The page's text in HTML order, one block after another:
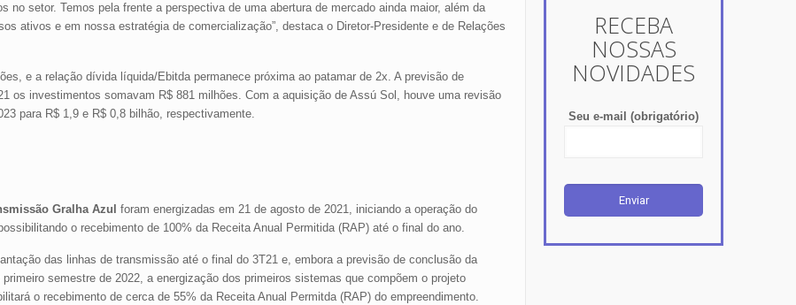
no setor. Temos pela frente a perspectiva de uma abertura de mercado ainda maior, além da
ativos e em nossa estratégia de comercialização”, destaca o Diretor-Presidente e de Relações
e a relação dívida líquida/Ebitda permanece próxima ao patamar de 2x. A previsão de
os investimentos somavam R$ 881 milhões. Com a aquisição de Assú Sol, houve uma revisão
para R$ 1,9 e R$ 0,8 bilhão, respectivamente.
Gralha Azul foram energizadas em 21 de agosto de 2021, iniciando a operação do
o recebimento de 100% da Receita Anual Permitida (RAP) até o final do ano.
das linhas de transmissão até o final do 3T21 e, embora a previsão de conclusão da
semestre de 2022, a energização dos primeiros sistemas que compõem o projeto
o recebimento de cerca de 55% da Receita Anual Permitda (RAP) do empreendimento.
RECEBA
NOSSAS
NOVIDADES
Seu e-mail (obrigatório)